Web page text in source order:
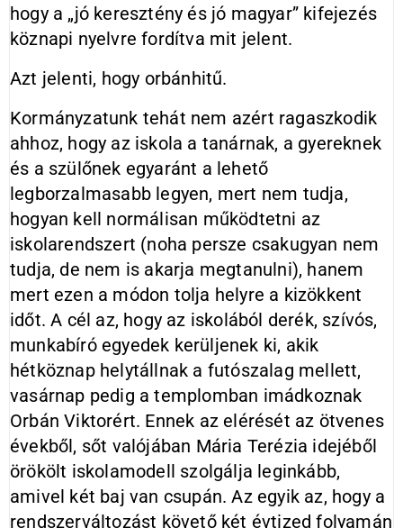
hogy a „jó keresztény és jó magyar” kifejezés
köznapi nyelvre fordítva mit jelent.
Azt jelenti, hogy orbánhitű.
Kormányzatunk tehát nem azért ragaszkodik
ahhoz, hogy az iskola a tanárnak, a gyereknek
és a szülőnek egyaránt a lehető
legborzalmasabb legyen, mert nem tudja,
hogyan kell normálisan működtetni az
iskolarendszert (noha persze csakugyan nem
tudja, de nem is akarja megtanulni), hanem
mert ezen a módon tolja helyre a kizökkent
időt. A cél az, hogy az iskolából derék, szívós,
munkabíró egyedek kerüljenek ki, akik
hétköznap helytállnak a futószalag mellett,
vasárnap pedig a templomban imádkoznak
Orbán Viktorért. Ennek az elérését az ötvenes
évekből, sőt valójában Mária Terézia idejéből
örökölt iskolamodell szolgálja leginkább,
amivel két baj van csupán. Az egyik az, hogy a
rendszerváltozást követő két évtized folyamán